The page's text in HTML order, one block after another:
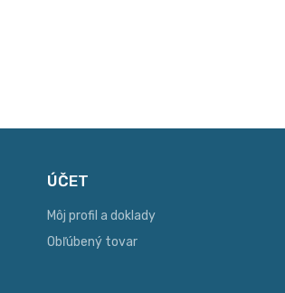
ÚČET
Môj profil a doklady
Obľúbený tovar